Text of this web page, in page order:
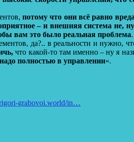
потому что они всё равно
– и внешняя система не,
вам это было реальная проблема.
да?.. в реальности и нужно,
что какой-то там именно – ну я
полностью в управлении«.
grabovoi.world/in…